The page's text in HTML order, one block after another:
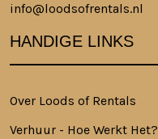
info@loodsofrentals.nl
HANDIGE LINKS
Over Loods of Rentals
Verhuur - Hoe Werkt Het?